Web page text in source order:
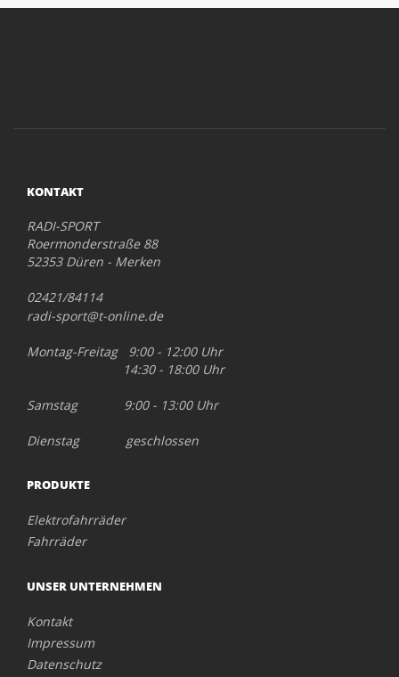
KONTAKT
RADI-SPORT
Roermonderstraße 88
52353 Düren - Merken
02421/84114
radi-sport@t-online.de
Montag-Freitag 9:00 - 12:00 Uhr
14:30 - 18:00 Uhr
Samstag 9:00 - 13:00 Uhr
Dienstag geschlossen
PRODUKTE
Elektrofahrräder
Fahrräder
UNSER UNTERNEHMEN
Kontakt
Impressum
Datenschutz